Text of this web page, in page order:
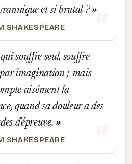
et si brutal ?
SHAKESPEARE
souffre seul, souffre
imagination ; mais
aisément la
quand sa douleur a des
d'épreuve.
SHAKESPEARE